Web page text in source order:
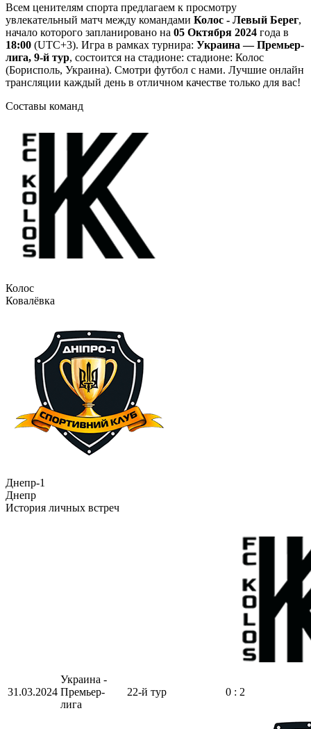
Всем ценителям спорта предлагаем к просмотру
увлекательный матч между командами Колос - Левый Берег,
начало которого запланировано на 05 Октября 2024 года в
18:00 (UTC+3). Игра в рамках турнира: Украина — Премьер-
лига, 9-й тур, состоится на стадионе: стадионе: Колос
(Борисполь, Украина). Смотри футбол с нами. Лучшие онлайн
трансляции каждый день в отличном качестве только для вас!
Составы команд
Колос
Ковалёвка
Днепр-1
Днепр
История личных встреч
31.03.2024
Украина -
Премьер-
лига
22-й тур 0 : 2